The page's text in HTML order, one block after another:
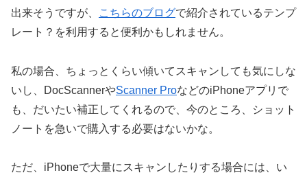
出来そうですが、
こちらのブログで紹介されているテンプ
レート？を利用すると便利かもしれません。
私の場合、ちょっとくらい傾いてスキャンしても気にしな
いし、DocScannerやScanner ProなどのiPhoneアプリで
も、だいたい補正してくれるので、今のところ、ショット
ノートを急いで購入する必要はないかな。
ただ、iPhoneで大量にスキャンしたりする場合には、い